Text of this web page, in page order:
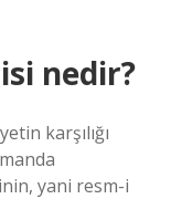
nedir?
karşılığı
yani resm-i